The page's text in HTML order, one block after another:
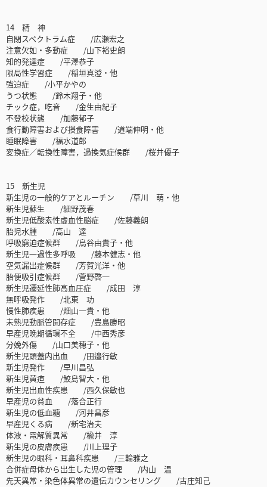
14 精 神
自閉スペクトラム症 /広瀬宏之
注意欠如・多動症 /山下裕史朗
知的発達症 /平澤恭子
限局性学習症 /稲垣真澄・他
強迫症 /小平かやの
うつ状態 /鈴木翔子・他
チック症，吃音 /金生由紀子
不登校状態 /加藤郁子
食行動障害および摂食障害 /道端伸明・他
睡眠障害 /福水道郎
変換症／転換性障害，過換気症候群 /桜井優子
15 新生児
新生児の一般的ケアとルーチン /草川 萌・他
新生児蘇生 /細野茂春
新生児低酸素性虚血性脳症 /佐藤義朗
胎児水腫 /高山 達
呼吸窮迫症候群 /鳥谷由貴子・他
新生児一過性多呼吸 /藤本健志・他
空気漏出症候群 /芳賀光洋・他
胎便吸引症候群 /菅野啓一
新生児遷延性肺高血圧症 /成田 淳
無呼吸発作 /北東 功
慢性肺疾患 /畑山一貴・他
未熟児動脈管開存症 /豊島勝昭
早産児晩期循環不全 /中西秀彦
分娩外傷 /山口美穂子・他
新生児頭蓋内出血 /田邉行敏
新生児発作 /早川昌弘
新生児黄疸 /鮫島智大・他
新生児出血性疾患 /西久保敏也
早産児の貧血 /落合正行
新生児の低血糖 /河井昌彦
早産児くる病 /新宅治夫
体液・電解質異常 /楡井 淳
新生児の皮膚疾患 /川上理子
新生児の眼科・耳鼻科疾患 /三輪雅之
合併症母体から出生した児の管理 /内山 温
先天異常・染色体異常の遺伝カウンセリング /古庄知己